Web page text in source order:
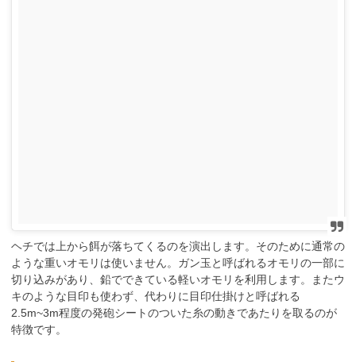
ヘチでは上から餌が落ちてくるのを演出します。そのために通常の
ような重いオモリは使いません。ガン玉と呼ばれるオモリの一部に
切り込みがあり、鉛でできている軽いオモリを利用します。またウ
キのような目印も使わず、代わりに目印仕掛けと呼ばれる
2.5m~3m程度の発砲シートのついた糸の動きであたりを取るのが
特徴です。